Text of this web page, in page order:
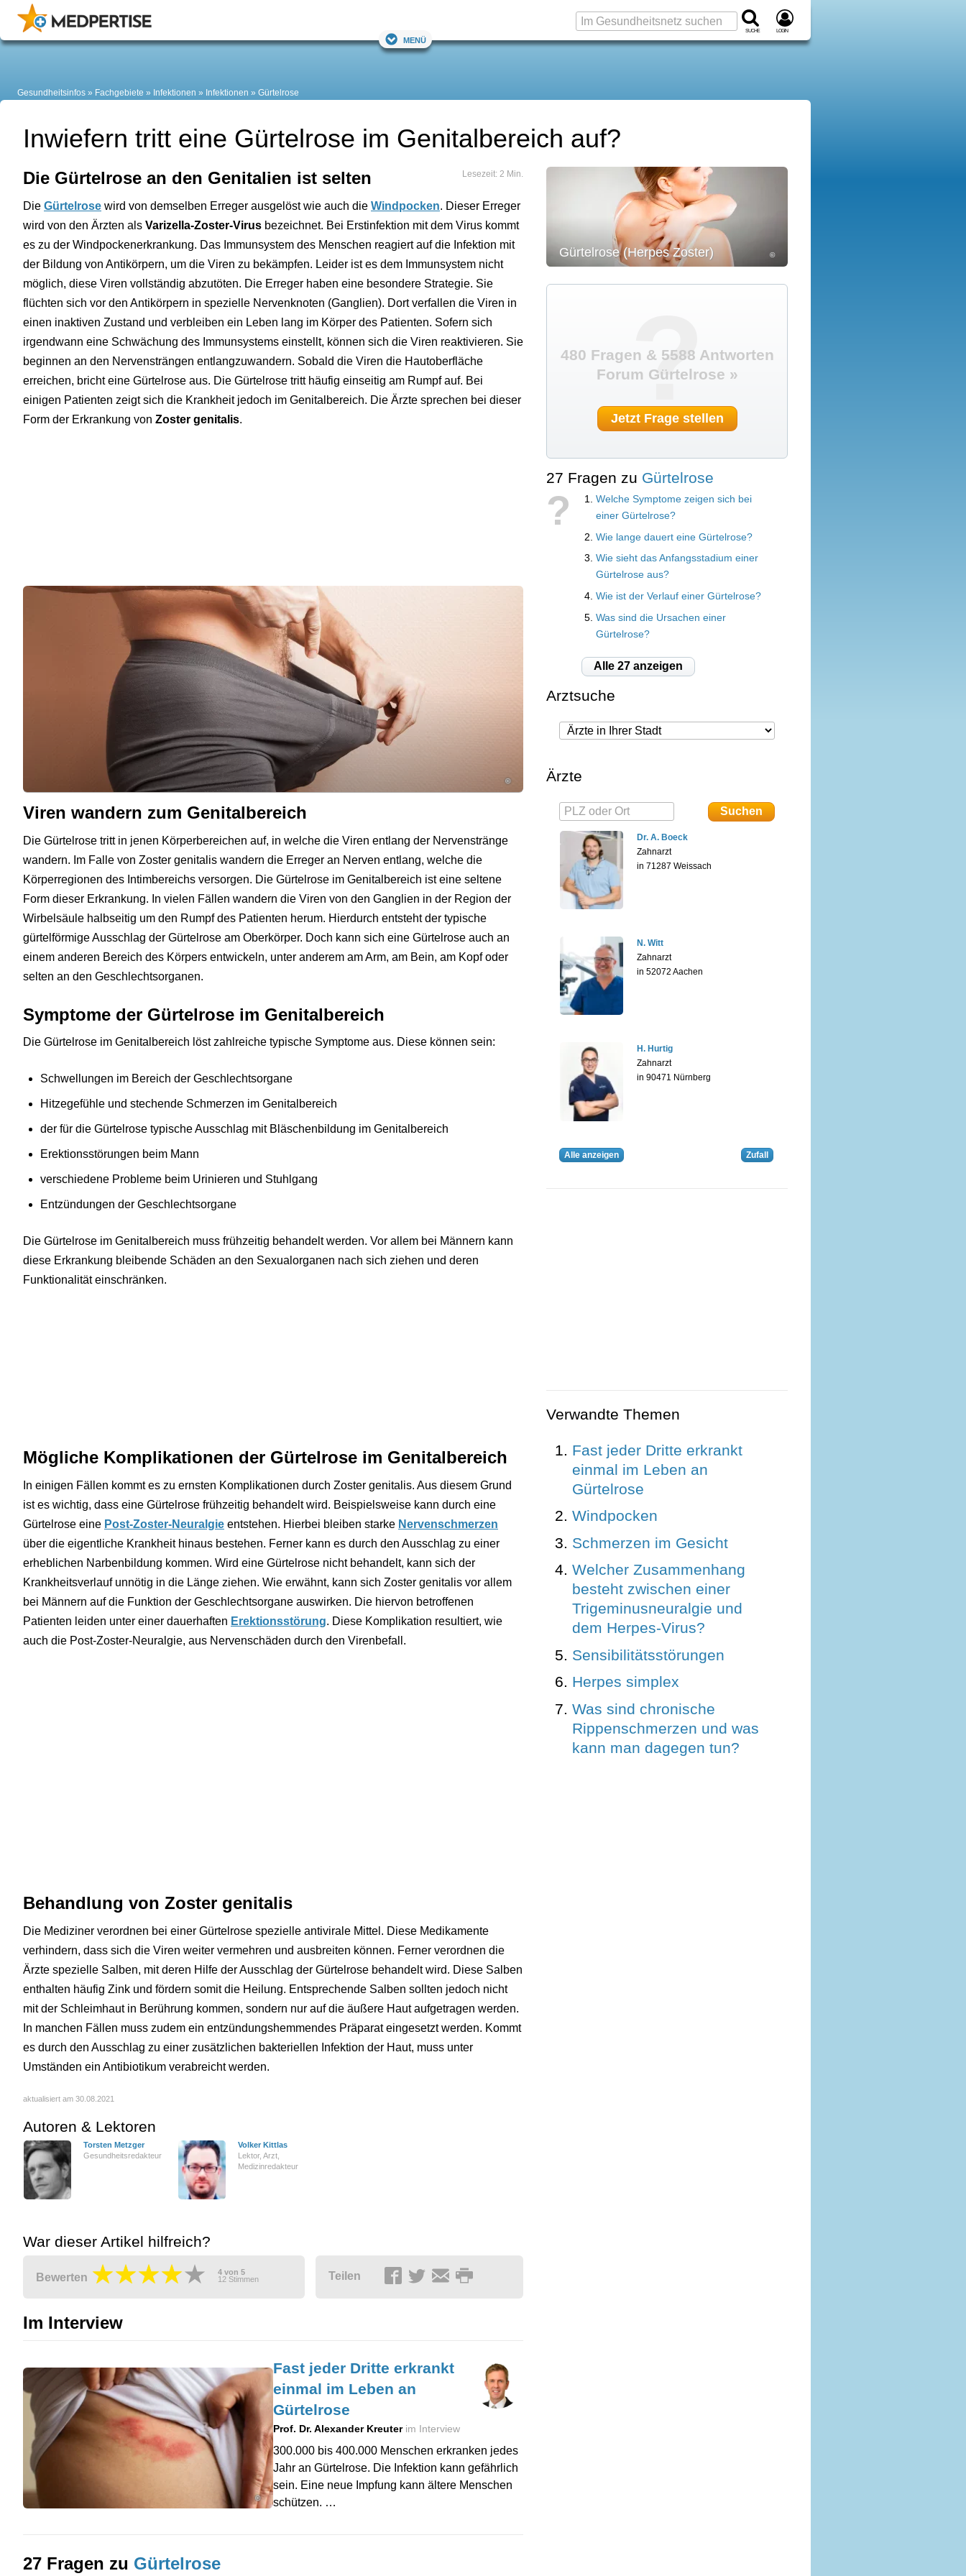
Suche Login
Menü
Gesundheitsinfos Fachgebiete Infektionen Infektionen Gürtelrose
Inwiefern tritt eine Gürtelrose im Genitalbereich auf?
Lesezeit: 2 Min.
Die Gürtelrose an den Genitalien ist selten
Die Gürtelrose wird von demselben Erreger ausgelöst wie auch die Windpocken. Dieser Erreger
wird von den Ärzten als Varizella-Zoster-Virus bezeichnet. Bei Erstinfektion mit dem Virus kommt
es zu der Windpockenerkrankung. Das Immunsystem des Menschen reagiert auf die Infektion mit
der Bildung von Antikörpern, um die Viren zu bekämpfen. Leider ist es dem Immunsystem nicht
möglich, diese Viren vollständig abzutöten. Die Erreger haben eine besondere Strategie. Sie
flüchten sich vor den Antikörpern in spezielle Nervenknoten (Ganglien). Dort verfallen die Viren in
einen inaktiven Zustand und verbleiben ein Leben lang im Körper des Patienten. Sofern sich
irgendwann eine Schwächung des Immunsystems einstellt, können sich die Viren reaktivieren. Sie
beginnen an den Nervensträngen entlangzuwandern. Sobald die Viren die Hautoberfläche
erreichen, bricht eine Gürtelrose aus. Die Gürtelrose tritt häufig einseitig am Rumpf auf. Bei
einigen Patienten zeigt sich die Krankheit jedoch im Genitalbereich. Die Ärzte sprechen bei dieser
Form der Erkrankung von Zoster genitalis.
©
Viren wandern zum Genitalbereich
Die Gürtelrose tritt in jenen Körperbereichen auf, in welche die Viren entlang der Nervenstränge
wandern. Im Falle von Zoster genitalis wandern die Erreger an Nerven entlang, welche die
Körperregionen des Intimbereichs versorgen. Die Gürtelrose im Genitalbereich ist eine seltene
Form dieser Erkrankung. In vielen Fällen wandern die Viren von den Ganglien in der Region der
Wirbelsäule halbseitig um den Rumpf des Patienten herum. Hierdurch entsteht der typische
gürtelförmige Ausschlag der Gürtelrose am Oberkörper. Doch kann sich eine Gürtelrose auch an
einem anderen Bereich des Körpers entwickeln, unter anderem am Arm, am Bein, am Kopf oder
selten an den Geschlechtsorganen.
Symptome der Gürtelrose im Genitalbereich
Die Gürtelrose im Genitalbereich löst zahlreiche typische Symptome aus. Diese können sein:
Schwellungen im Bereich der Geschlechtsorgane
Hitzegefühle und stechende Schmerzen im Genitalbereich
der für die Gürtelrose typische Ausschlag mit Bläschenbildung im Genitalbereich
Erektionsstörungen beim Mann
verschiedene Probleme beim Urinieren und Stuhlgang
Entzündungen der Geschlechtsorgane
Die Gürtelrose im Genitalbereich muss frühzeitig behandelt werden. Vor allem bei Männern kann
diese Erkrankung bleibende Schäden an den Sexualorganen nach sich ziehen und deren
Funktionalität einschränken.
Mögliche Komplikationen der Gürtelrose im Genitalbereich
In einigen Fällen kommt es zu ernsten Komplikationen durch Zoster genitalis. Aus diesem Grund
ist es wichtig, dass eine Gürtelrose frühzeitig behandelt wird. Beispielsweise kann durch eine
Gürtelrose eine Post-Zoster-Neuralgie entstehen. Hierbei bleiben starke Nervenschmerzen
über die eigentliche Krankheit hinaus bestehen. Ferner kann es durch den Ausschlag zu einer
erheblichen Narbenbildung kommen. Wird eine Gürtelrose nicht behandelt, kann sich der
Krankheitsverlauf unnötig in die Länge ziehen. Wie erwähnt, kann sich Zoster genitalis vor allem
bei Männern auf die Funktion der Geschlechtsorgane auswirken. Die hiervon betroffenen
Patienten leiden unter einer dauerhaften Erektionsstörung. Diese Komplikation resultiert, wie
auch die Post-Zoster-Neuralgie, aus Nervenschäden durch den Virenbefall.
Behandlung von Zoster genitalis
Die Mediziner verordnen bei einer Gürtelrose spezielle antivirale Mittel. Diese Medikamente
verhindern, dass sich die Viren weiter vermehren und ausbreiten können. Ferner verordnen die
Ärzte spezielle Salben, mit deren Hilfe der Ausschlag der Gürtelrose behandelt wird. Diese Salben
enthalten häufig Zink und fördern somit die Heilung. Entsprechende Salben sollten jedoch nicht
mit der Schleimhaut in Berührung kommen, sondern nur auf die äußere Haut aufgetragen werden.
In manchen Fällen muss zudem ein entzündungshemmendes Präparat eingesetzt werden. Kommt
es durch den Ausschlag zu einer zusätzlichen bakteriellen Infektion der Haut, muss unter
Umständen ein Antibiotikum verabreicht werden.
aktualisiert am 30.08.2021
Autoren & Lektoren
Torsten Metzger
Gesundheitsredakteur
Volker Kittlas
Lektor, Arzt,
Medizinredakteur
War dieser Artikel hilfreich?
Bewerten 4 von 5
12 Stimmen Teilen
Im Interview
©
Fast jeder Dritte erkrankt
einmal im Leben an
Gürtelrose
Prof. Dr. Alexander Kreuterim Interview
300.000 bis 400.000 Menschen erkranken jedes
Jahr an Gürtelrose. Die Infektion kann gefährlich
sein. Eine neue Impfung kann ältere Menschen
schützen. …
27 Fragen zu Gürtelrose
Gürtelrose (Herpes Zoster) ©
?
480 Fragen & 5588 Antworten
Forum Gürtelrose »
Jetzt Frage stellen
27 Fragen zu Gürtelrose
?
Welche Symptome zeigen sich bei
einer Gürtelrose?
Wie lange dauert eine Gürtelrose?
Wie sieht das Anfangsstadium einer
Gürtelrose aus?
Wie ist der Verlauf einer Gürtelrose?
Was sind die Ursachen einer
Gürtelrose?
Alle 27 anzeigen
Arztsuche
Ärzte
Dr. A. Boeck
Zahnarzt
in 71287 Weissach
N. Witt
Zahnarzt
in 52072 Aachen
H. Hurtig
Zahnarzt
in 90471 Nürnberg
Alle anzeigen Zufall
Verwandte Themen
Fast jeder Dritte erkrankt
einmal im Leben an
Gürtelrose
Windpocken
Schmerzen im Gesicht
Welcher Zusammenhang
besteht zwischen einer
Trigeminusneuralgie und
dem Herpes-Virus?
Sensibilitätsstörungen
Herpes simplex
Was sind chronische
Rippenschmerzen und was
kann man dagegen tun?